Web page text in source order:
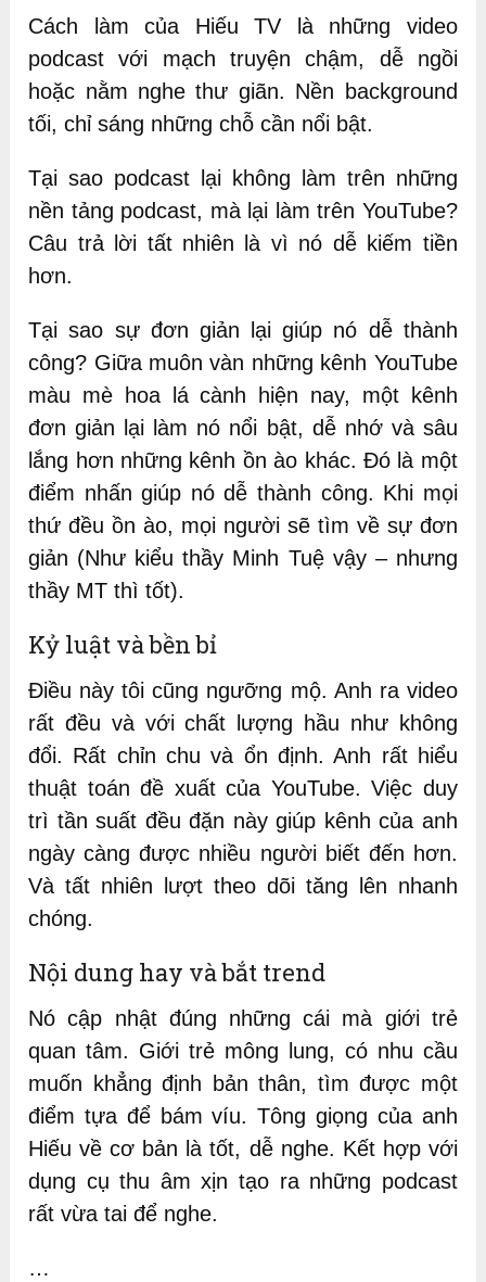
Cách làm của Hiếu TV là những video
podcast với mạch truyện chậm, dễ ngồi
hoặc nằm nghe thư giãn. Nền background
tối, chỉ sáng những chỗ cần nổi bật.
Tại sao podcast lại không làm trên những
nền tảng podcast, mà lại làm trên YouTube?
Câu trả lời tất nhiên là vì nó dễ kiếm tiền
hơn.
Tại sao sự đơn giản lại giúp nó dễ thành
công? Giữa muôn vàn những kênh YouTube
màu mè hoa lá cành hiện nay, một kênh
đơn giản lại làm nó nổi bật, dễ nhớ và sâu
lắng hơn những kênh ồn ào khác. Đó là một
điểm nhấn giúp nó dễ thành công. Khi mọi
thứ đều ồn ào, mọi người sẽ tìm về sự đơn
giản (Như kiểu thầy Minh Tuệ vậy – nhưng
thầy MT thì tốt).
Kỷ luật và bền bỉ
Điều này tôi cũng ngưỡng mộ. Anh ra video
rất đều và với chất lượng hầu như không
đổi. Rất chỉn chu và ổn định. Anh rất hiểu
thuật toán đề xuất của YouTube. Việc duy
trì tần suất đều đặn này giúp kênh của anh
ngày càng được nhiều người biết đến hơn.
Và tất nhiên lượt theo dõi tăng lên nhanh
chóng.
Nội dung hay và bắt trend
Nó cập nhật đúng những cái mà giới trẻ
quan tâm. Giới trẻ mông lung, có nhu cầu
muốn khẳng định bản thân, tìm được một
điểm tựa để bám víu. Tông giọng của anh
Hiếu về cơ bản là tốt, dễ nghe. Kết hợp với
dụng cụ thu âm xịn tạo ra những podcast
rất vừa tai để nghe.
…